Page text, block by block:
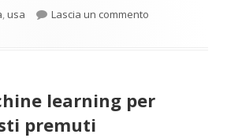
,usa Lascia un commento
learning per
premuti